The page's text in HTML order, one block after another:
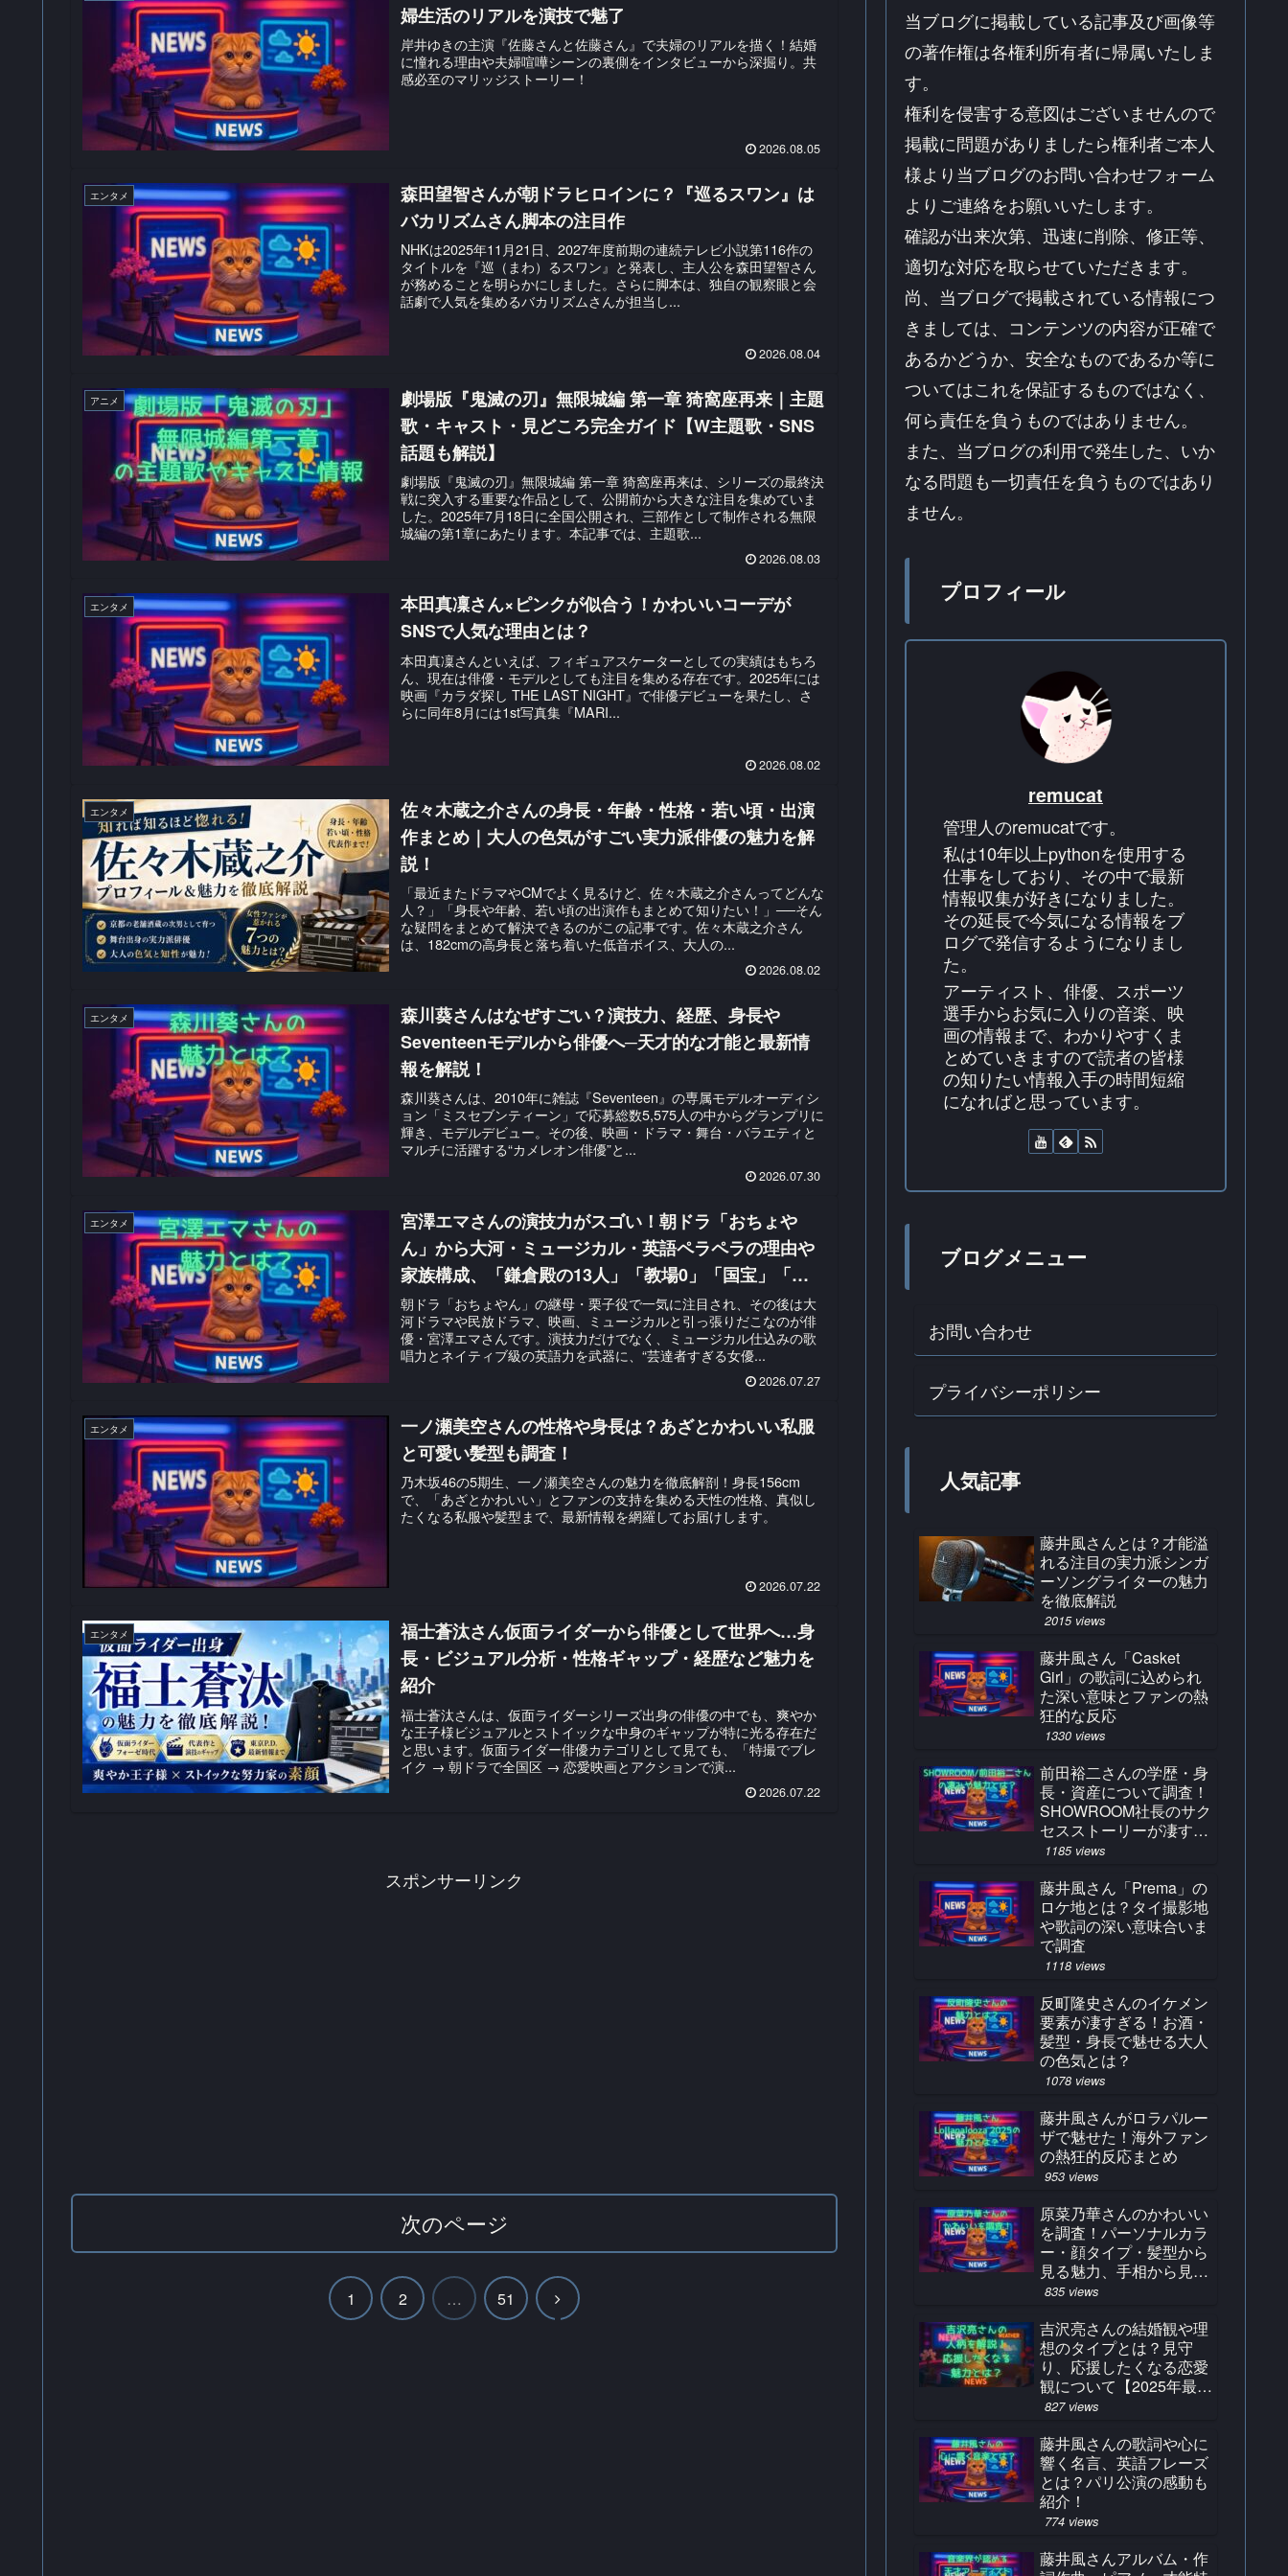
婦生活のリアルを演技で魅了
岸井ゆきの主演『佐藤さんと佐藤さん』で夫婦のリアルを描く！結婚
に憧れる理由や夫婦喧嘩シーンの裏側をインタビューから深掘り。共
感必至のマリッジストーリー！
2026.08.05
エンタメ
森田望智さんが朝ドラヒロインに？『巡るスワン』は
バカリズムさん脚本の注目作
NHKは2025年11月21日、2027年度前期の連続テレビ小説第116作の
タイトルを『巡（まわ）るスワン』と発表し、主人公を森田望智さん
が務めることを明らかにしました。さらに脚本は、独自の観察眼と会
話劇で人気を集めるバカリズムさんが担当し...
2026.08.04
アニメ
劇場版『鬼滅の刃』無限城編 第一章 猗窩座再来｜主題
歌・キャスト・見どころ完全ガイド【W主題歌・SNS
話題も解説】
劇場版『鬼滅の刃』無限城編 第一章 猗窩座再来は、シリーズの最終決
戦に突入する重要な作品として、公開前から大きな注目を集めていま
した。2025年7月18日に全国公開され、三部作として制作される無限
城編の第1章にあたります。本記事では、主題歌...
2026.08.03
エンタメ
本田真凜さん×ピンクが似合う！かわいいコーデが
SNSで人気な理由とは？
本田真凜さんといえば、フィギュアスケーターとしての実績はもちろ
ん、現在は俳優・モデルとしても注目を集める存在です。2025年には
映画『カラダ探し THE LAST NIGHT』で俳優デビューを果たし、さ
らに同年8月には1st写真集『MARI...
2026.08.02
エンタメ
佐々木蔵之介さんの身長・年齢・性格・若い頃・出演
作まとめ｜大人の色気がすごい実力派俳優の魅力を解
説！
「最近またドラマやCMでよく見るけど、佐々木蔵之介さんってどんな
人？」「身長や年齢、若い頃の出演作もまとめて知りたい！」──そん
な疑問をまとめて解決できるのがこの記事です。佐々木蔵之介さん
は、182cmの高身長と落ち着いた低音ボイス、大人の...
2026.08.02
エンタメ
森川葵さんはなぜすごい？演技力、経歴、身長や
Seventeenモデルから俳優へ─天才的な才能と最新情
報を解説！
森川葵さんは、2010年に雑誌『Seventeen』の専属モデルオーディシ
ョン「ミスセブンティーン」で応募総数5,575人の中からグランプリに
輝き、モデルデビュー。その後、映画・ドラマ・舞台・バラエティと
マルチに活躍する“カメレオン俳優”と...
2026.07.30
エンタメ
宮澤エマさんの演技力がスゴい！朝ドラ「おちょや
ん」から大河・ミュージカル・英語ペラペラの理由や
家族構成、「鎌倉殿の13人」「教場0」「国宝」「マ
イ・フィクション」など話題作も紹介
朝ドラ「おちょやん」の継母・栗子役で一気に注目され、その後は大
河ドラマや民放ドラマ、映画、ミュージカルと引っ張りだこなのが俳
優・宮澤エマさんです。演技力だけでなく、ミュージカル仕込みの歌
唱力とネイティブ級の英語力を武器に、“芸達者すぎる女優...
2026.07.27
エンタメ
一ノ瀬美空さんの性格や身長は？あざとかわいい私服
と可愛い髪型も調査！
乃木坂46の5期生、一ノ瀬美空さんの魅力を徹底解剖！身長156cm
で、「あざとかわいい」とファンの支持を集める天性の性格、真似し
たくなる私服や髪型まで、最新情報を網羅してお届けします。
2026.07.22
エンタメ
福士蒼汰さん仮面ライダーから俳優として世界へ…身
長・ビジュアル分析・性格ギャップ・経歴など魅力を
紹介
福士蒼汰さんは、仮面ライダーシリーズ出身の俳優の中でも、爽やか
な王子様ビジュアルとストイックな中身のギャップが特に光る存在だ
と思います。仮面ライダー俳優カテゴリとして見ても、「特撮でブレ
イク → 朝ドラで全国区 → 恋愛映画とアクションで演...
2026.07.22
スポンサーリンク
次のページ
1 2 … 51
次
当ブログに掲載している記事及び画像等
の著作権は各権利所有者に帰属いたしま
す。
権利を侵害する意図はございませんので
掲載に問題がありましたら権利者ご本人
様より当ブログのお問い合わせフォーム
よりご連絡をお願いいたします。
確認が出来次第、迅速に削除、修正等、
適切な対応を取らせていただきます。
尚、当ブログで掲載されている情報につ
きましては、コンテンツの内容が正確で
あるかどうか、安全なものであるか等に
ついてはこれを保証するものではなく、
何ら責任を負うものではありません。
また、当ブログの利用で発生した、いか
なる問題も一切責任を負うものではあり
ません。
プロフィール
remucat
管理人のremucatです。
私は10年以上pythonを使用する
仕事をしており、その中で最新
情報収集が好きになりました。
その延長で今気になる情報をブ
ログで発信するようになりまし
た。
アーティスト、俳優、スポーツ
選手からお気に入りの音楽、映
画の情報まで、わかりやすくま
とめていきますので読者の皆様
の知りたい情報入手の時間短縮
になればと思っています。
ブログメニュー
お問い合わせ
プライバシーポリシー
人気記事
藤井風さんとは？才能溢
れる注目の実力派シンガ
ーソングライターの魅力
を徹底解説
2015 views
藤井風さん「Casket
Girl」の歌詞に込められ
た深い意味とファンの熱
狂的な反応
1330 views
前田裕二さんの学歴・身
長・資産について調査！
SHOWROOM社長のサク
セスストーリーが凄すぎ
る！
1185 views
藤井風さん「Prema」の
ロケ地とは？タイ撮影地
や歌詞の深い意味合いま
で調査
1118 views
反町隆史さんのイケメン
要素が凄すぎる！お酒・
髪型・身長で魅せる大人
の色気とは？
1078 views
藤井風さんがロラパルー
ザで魅せた！海外ファン
の熱狂的反応まとめ
953 views
原菜乃華さんのかわいい
を調査！パーソナルカラ
ー・顔タイプ・髪型から
見る魅力、手相から見る
占い結果とは？
835 views
吉沢亮さんの結婚観や理
想のタイプとは？見守
り、応援したくなる恋愛
観について【2025年最
新】
827 views
藤井風さんの歌詞や心に
響く名言、英語フレーズ
とは？パリ公演の感動も
紹介！
774 views
藤井風さんアルバム・作